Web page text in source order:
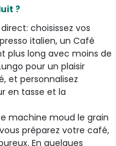
longueur
de choisir
en grains, et grâce au
à tout moment un
entre 13 niveaux de
et savourez le plaisir de
à la
Dinamicavous
?
choisissez vos
italien, un Café
plus long avec moins de
pour un plaisir
et personnalisez
en tasse et la
machine moud le grain
préparez votre café,
En quelques